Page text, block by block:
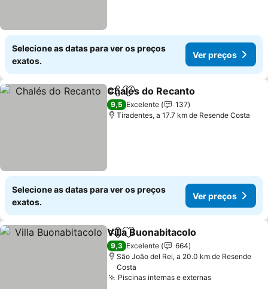
Selecione as datas para ver os preços
exatos.
Ver preços
PartilharAdicionar aos favoritos
Chalés do Recanto
9,5 Excelente
137
Tiradentes, a 17.7 km de Resende Costa
Selecione as datas para ver os preços
exatos.
Ver preços
PartilharAdicionar aos favoritos
Villa Buonabitacolo
9,3 Excelente
664
São João del Rei, a 20.0 km de Resende
Costa
Piscinas internas e externas